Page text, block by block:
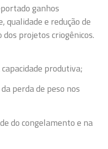
ganhos
qualidade e redução de
projetos criogênicos.
produtiva;
perda de peso nos
do congelamento e na